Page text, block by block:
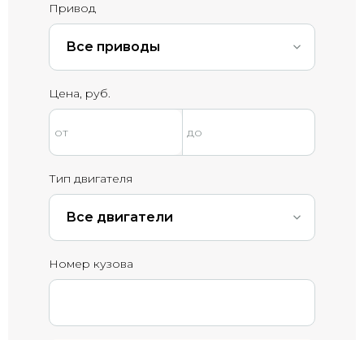
Привод
Все приводы
Цена, руб.
Тип двигателя
Все двигатели
Номер кузова